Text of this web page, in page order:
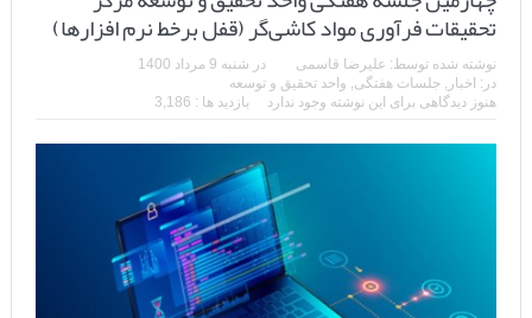
تحقیقات فرآوری مواد کاشی‌گر (قفل برخط نرم
افزارها)
نوشته شده توسط:علیرضا قاسمی درشنبه 9 مرداد 1400
در:اخبار ,جلسات هفتگی,واحد تحقیق و توسعه